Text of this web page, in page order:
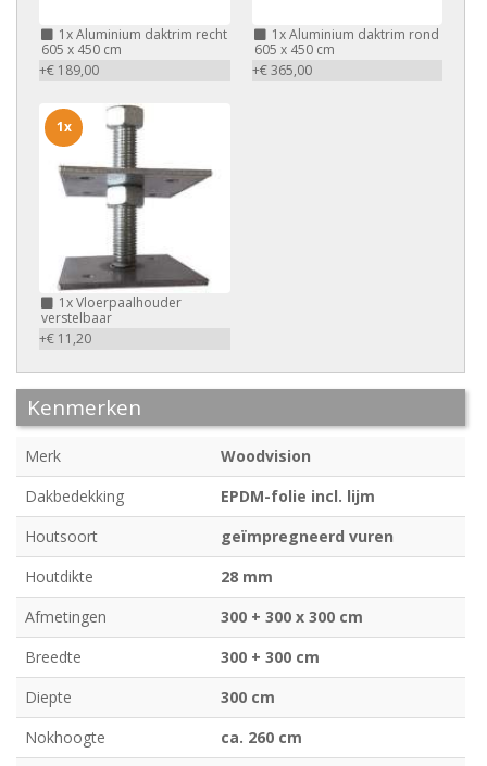
1xAluminium daktrim recht
605 x 450 cm
+€ 189,00
1xAluminium daktrim rond
605 x 450 cm
+€ 365,00
1xVloerpaalhouder
verstelbaar
+€ 11,20
1x
Kenmerken
Merk
Woodvision
Dakbedekking
EPDM-folie incl. lijm
Houtsoort
geïmpregneerd vuren
Houtdikte
28 mm
Afmetingen
300 + 300 x 300 cm
Breedte
300 + 300 cm
Diepte
300 cm
Nokhoogte
ca. 260 cm